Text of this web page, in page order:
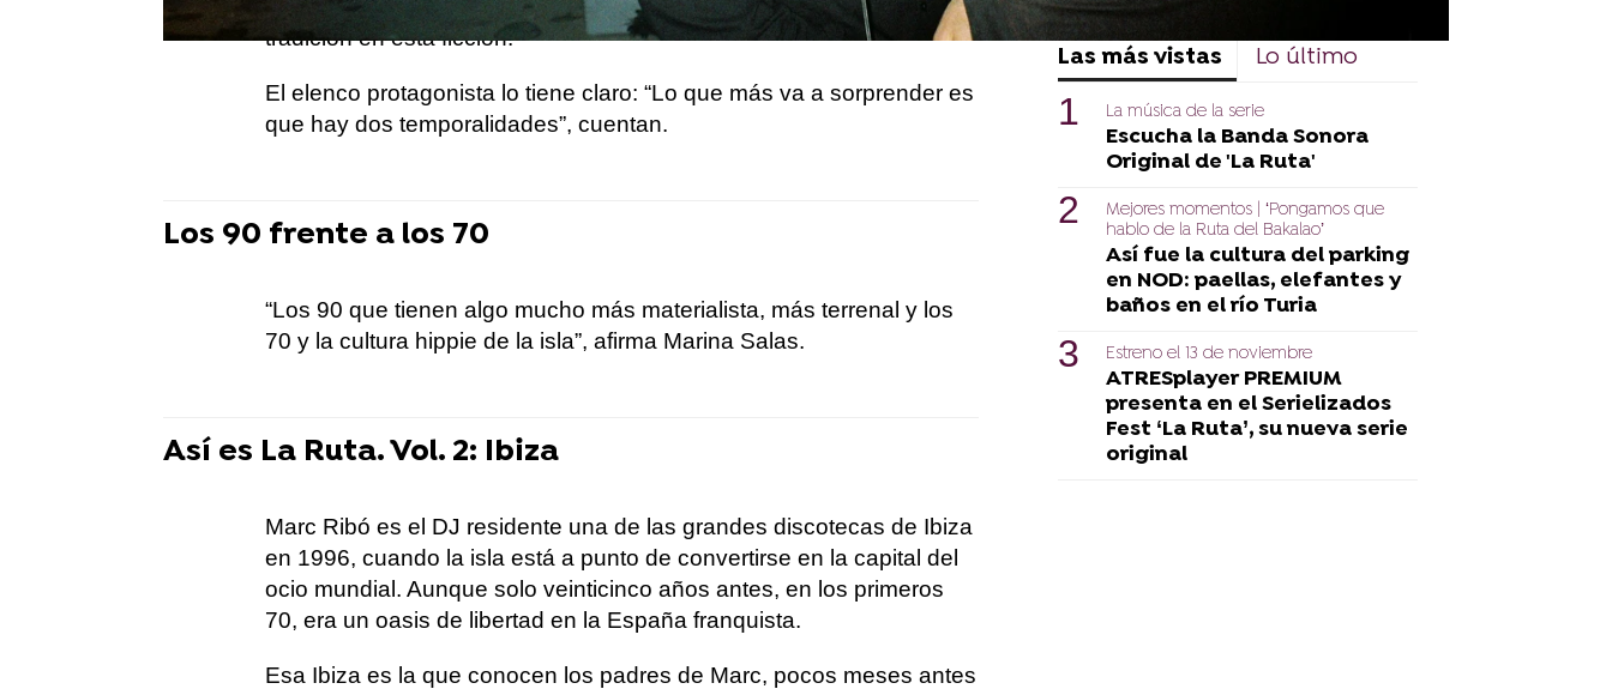
padres a hijos. Y lo hace desde una narrativa original, como ya es
tradición en esta ficción.
El elenco protagonista lo tiene claro: “Lo que más va a sorprender es
que hay dos temporalidades”, cuentan.
Los 90 frente a los 70
“Los 90 que tienen algo mucho más materialista, más terrenal y los
70 y la cultura hippie de la isla”, afirma Marina Salas.
Así es La Ruta. Vol. 2: Ibiza
Marc Ribó es el DJ residente una de las grandes discotecas de Ibiza
en 1996, cuando la isla está a punto de convertirse en la capital del
ocio mundial. Aunque solo veinticinco años antes, en los primeros
70, era un oasis de libertad en la España franquista.
Esa Ibiza es la que conocen los padres de Marc, pocos meses antes
Las más vistas Lo último
La música de la serie
Escucha la Banda Sonora
Original de 'La Ruta'
Mejores momentos | ‘Pongamos que
hablo de la Ruta del Bakalao’
Así fue la cultura del parking
en NOD: paellas, elefantes y
baños en el río Turia
Estreno el 13 de noviembre
ATRESplayer PREMIUM
presenta en el Serielizados
Fest ‘La Ruta’, su nueva serie
original